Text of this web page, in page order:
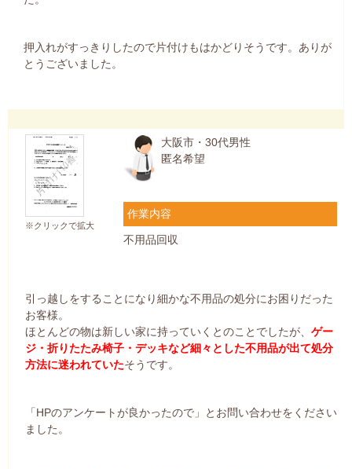
押入れがすっきりしたので片付けもはかどりそうです。ありが
とうございました。
※クリックで拡大
大阪市・30代男性
匿名希望
作業内容
不用品回収
引っ越しをすることになり細かな不用品の処分にお困りだった
お客様。
ほとんどの物は新しい家に持っていくとのことでしたが、 ゲー
ジ・折りたたみ椅子・デッキなど細々とした不用品が出て処分
方法に迷われていたそうです。
「HPのアンケートが良かったので」とお問い合わせをください
ました。